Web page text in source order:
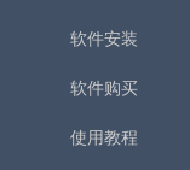
软件安装
软件购买
使用教程